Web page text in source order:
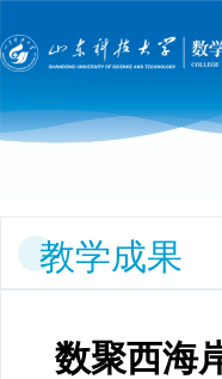
教学成果
数聚西海